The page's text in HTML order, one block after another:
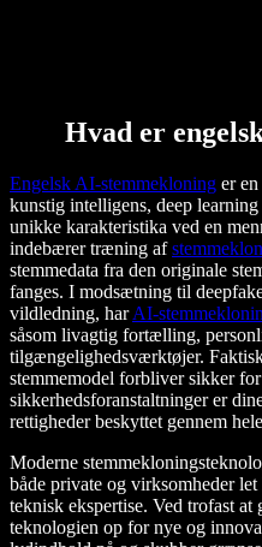
Hvad er
Engelsk AI-stemmekloning er
kunstig intelligens, deep
unikke karakteristika ved en
indebærer træning af
stemmedata fra den originale
fanges. I modsætning til
vildledning, harAI-
såsom livagtig fortælling,
tilgængelighedsværktøjer.
stemmemodel forbliver sikker
sikkerhedsforanstaltninger er
rettigheder beskyttet gennem
Moderne
både private og virksomheder
teknisk ekspertise. Ved trofast
teknologien op for nye og